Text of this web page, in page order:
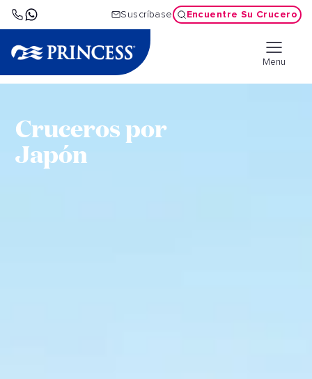
Suscríbase Encuentre Su Crucero
Menu
Cruceros por
Japón